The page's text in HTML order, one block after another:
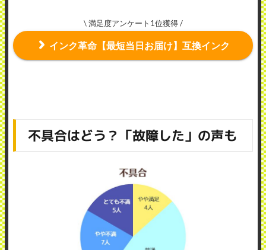
\ 満足度アンケート1位獲得 /
インク革命【最短当日お届け】互換インク
不具合はどう？「故障した」の声も